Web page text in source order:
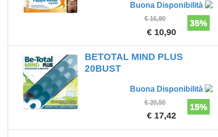
Buona Disponibilità
35%
€ 16,90
€ 10,90
BETOTAL MIND PLUS
20BUST
Buona Disponibilità
15%
€ 20,50
€ 17,42